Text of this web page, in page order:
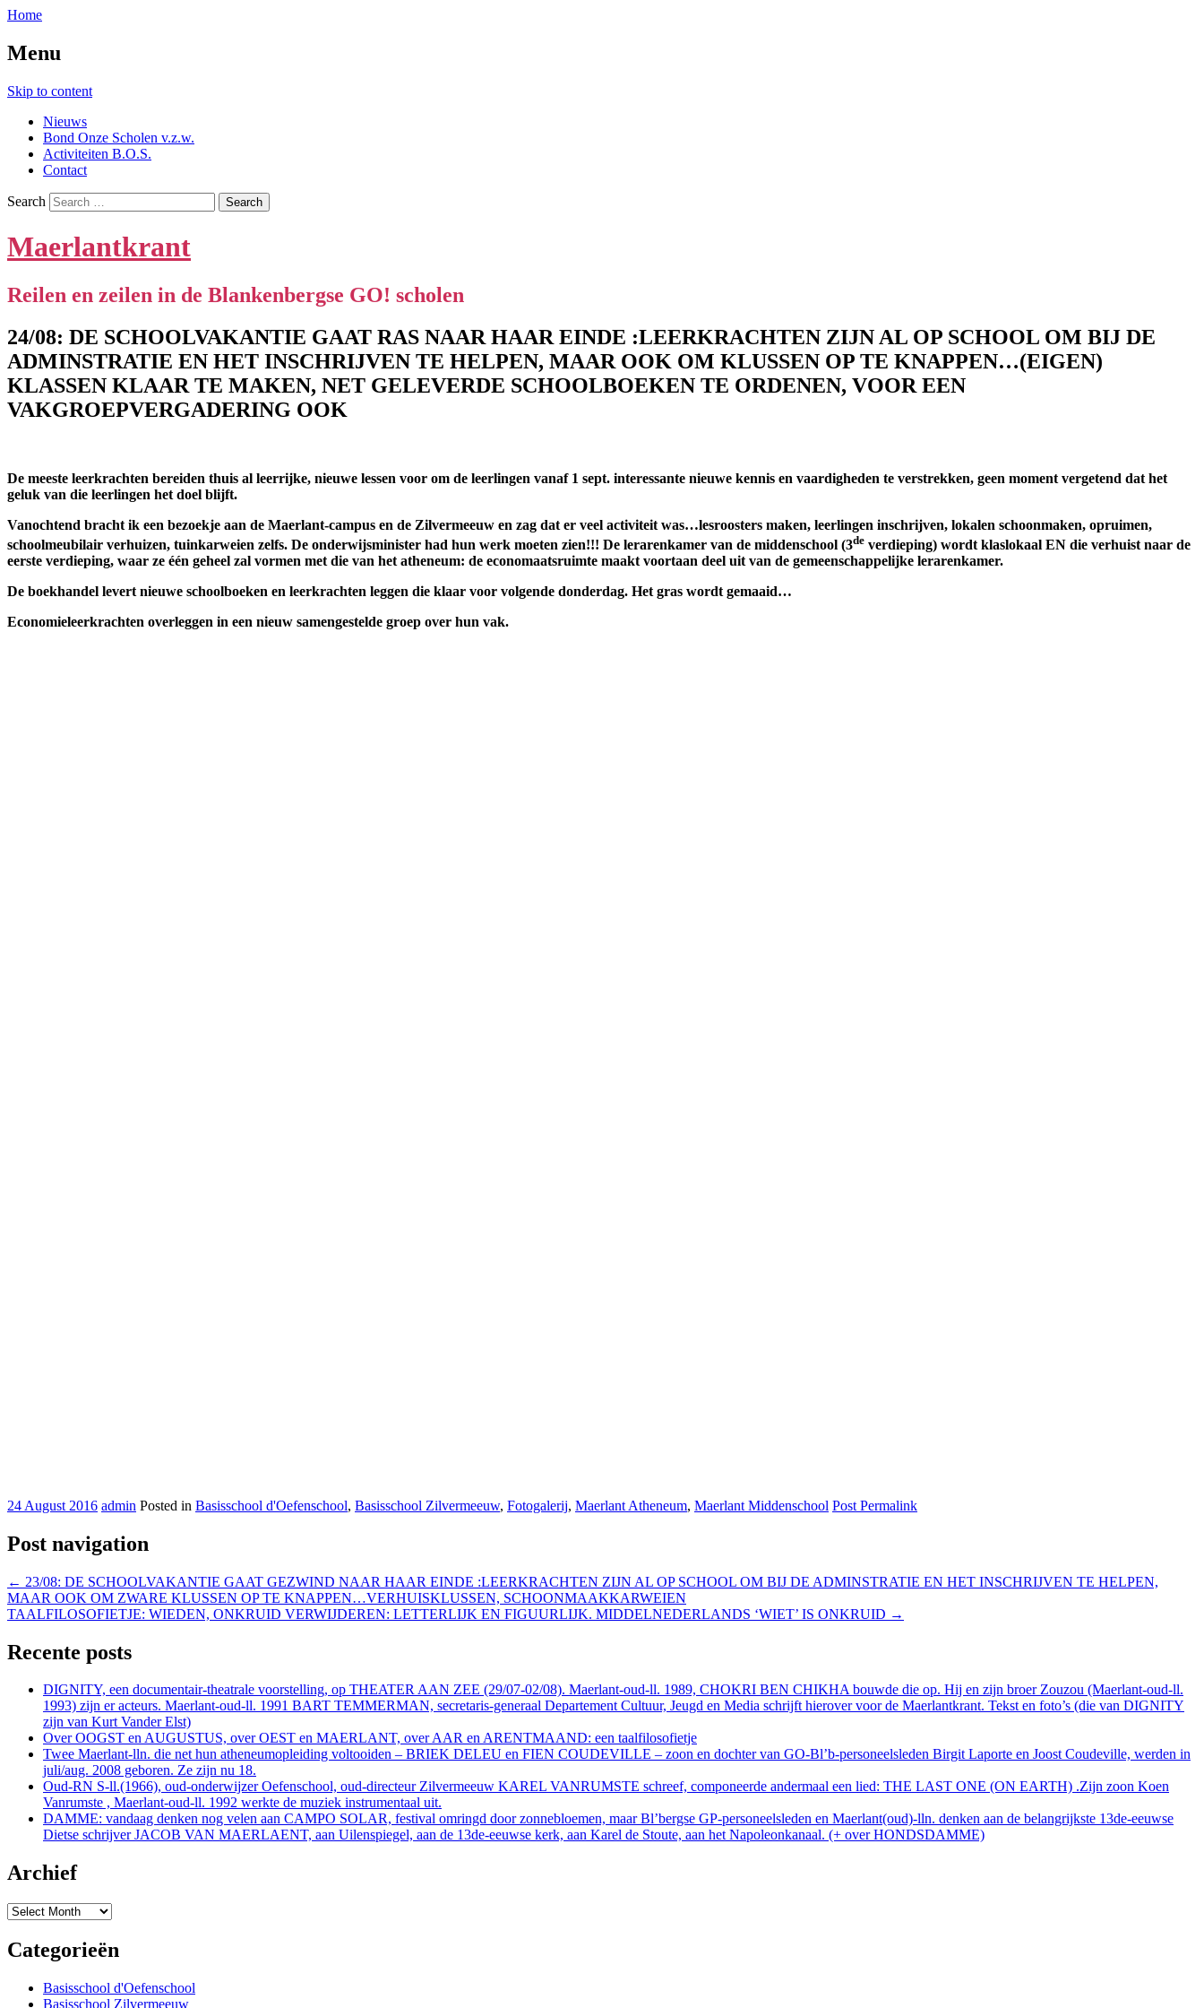
Home
Menu
Skip to content
Nieuws
Bond Onze Scholen v.z.w.
Activiteiten B.O.S.
Contact
Search
Maerlantkrant
Reilen en zeilen in de Blankenbergse GO! scholen
24/08: DE SCHOOLVAKANTIE GAAT RAS NAAR HAAR EINDE :LEERKRACHTEN ZIJN AL OP SCHOOL OM BIJ DE
ADMINSTRATIE EN HET INSCHRIJVEN TE HELPEN, MAAR OOK OM KLUSSEN OP TE KNAPPEN…(EIGEN)
KLASSEN KLAAR TE MAKEN, NET GELEVERDE SCHOOLBOEKEN TE ORDENEN, VOOR EEN
VAKGROEPVERGADERING OOK
De meeste leerkrachten bereiden thuis al leerrijke, nieuwe lessen voor om de leerlingen vanaf 1 sept. interessante nieuwe kennis en vaardigheden te verstrekken, geen moment vergetend dat het
geluk van die leerlingen het doel blijft.
Vanochtend bracht ik een bezoekje aan de Maerlant-campus en de Zilvermeeuw en zag dat er veel activiteit was…lesroosters maken, leerlingen inschrijven, lokalen schoonmaken, opruimen,
schoolmeubilair verhuizen, tuinkarweien zelfs. De onderwijsminister had hun werk moeten zien!!! De lerarenkamer van de middenschool (3de verdieping) wordt klaslokaal EN die verhuist naar de
eerste verdieping, waar ze één geheel zal vormen met die van het atheneum: de economaatsruimte maakt voortaan deel uit van de gemeenschappelijke lerarenkamer.
De boekhandel levert nieuwe schoolboeken en leerkrachten leggen die klaar voor volgende donderdag. Het gras wordt gemaaid…
Economieleerkrachten overleggen in een nieuw samengestelde groep over hun vak.
24 August 2016 admin Posted in Basisschool d'Oefenschool, Basisschool Zilvermeeuw, Fotogalerij, Maerlant Atheneum, Maerlant Middenschool Post Permalink
Post navigation
← 23/08: DE SCHOOLVAKANTIE GAAT GEZWIND NAAR HAAR EINDE :LEERKRACHTEN ZIJN AL OP SCHOOL OM BIJ DE ADMINSTRATIE EN HET INSCHRIJVEN TE HELPEN,
MAAR OOK OM ZWARE KLUSSEN OP TE KNAPPEN…VERHUISKLUSSEN, SCHOONMAAKKARWEIEN
TAALFILOSOFIETJE: WIEDEN, ONKRUID VERWIJDEREN: LETTERLIJK EN FIGUURLIJK. MIDDELNEDERLANDS ‘WIET’ IS ONKRUID →
Recente posts
DIGNITY, een documentair-theatrale voorstelling, op THEATER AAN ZEE (29/07-02/08). Maerlant-oud-ll. 1989, CHOKRI BEN CHIKHA bouwde die op. Hij en zijn broer Zouzou (Maerlant-oud-ll.
1993) zijn er acteurs. Maerlant-oud-ll. 1991 BART TEMMERMAN, secretaris-generaal Departement Cultuur, Jeugd en Media schrijft hierover voor de Maerlantkrant. Tekst en foto’s (die van DIGNITY
zijn van Kurt Vander Elst)
Over OOGST en AUGUSTUS, over OEST en MAERLANT, over AAR en ARENTMAAND: een taalfilosofietje
Twee Maerlant-lln. die net hun atheneumopleiding voltooiden – BRIEK DELEU en FIEN COUDEVILLE – zoon en dochter van GO-Bl’b-personeelsleden Birgit Laporte en Joost Coudeville, werden in
juli/aug. 2008 geboren. Ze zijn nu 18.
Oud-RN S-ll.(1966), oud-onderwijzer Oefenschool, oud-directeur Zilvermeeuw KAREL VANRUMSTE schreef, componeerde andermaal een lied: THE LAST ONE (ON EARTH) .Zijn zoon Koen
Vanrumste , Maerlant-oud-ll. 1992 werkte de muziek instrumentaal uit.
DAMME: vandaag denken nog velen aan CAMPO SOLAR, festival omringd door zonnebloemen, maar Bl’bergse GP-personeelsleden en Maerlant(oud)-lln. denken aan de belangrijkste 13de-eeuwse
Dietse schrijver JACOB VAN MAERLAENT, aan Uilenspiegel, aan de 13de-eeuwse kerk, aan Karel de Stoute, aan het Napoleonkanaal. (+ over HONDSDAMME)
Archief
Archief
Categorieën
Basisschool d'Oefenschool
Basisschool Zilvermeeuw